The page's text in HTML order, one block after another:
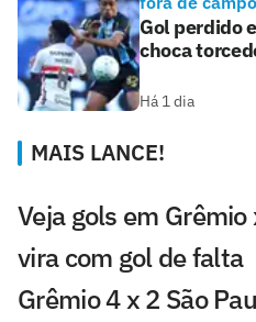
Gol perdido
choca
Há 1 dia
MAIS LANCE!
Veja gols em
vira com gol de falta
Grêmio 4 x 2 São